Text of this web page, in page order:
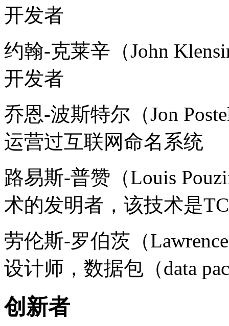
开发者
约翰-克莱辛（John
开发者
乔恩-波斯特尔（Jon
运营过互联网命名系统
路易斯-普赞（Louis
术的发明者，该技术是
劳伦斯-罗伯茨（
设计师，数据包（data
创新者